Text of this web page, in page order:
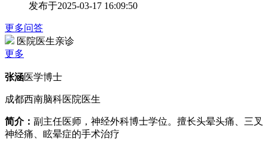
发布于2025-03-17 16:09:50
更多问答
医院医生亲诊
更多
张涵医学博士
成都西南脑科医院医生
简介： 副主任医师，神经外科博士学位。擅长头晕头痛、三叉
神经痛、眩晕症的手术治疗